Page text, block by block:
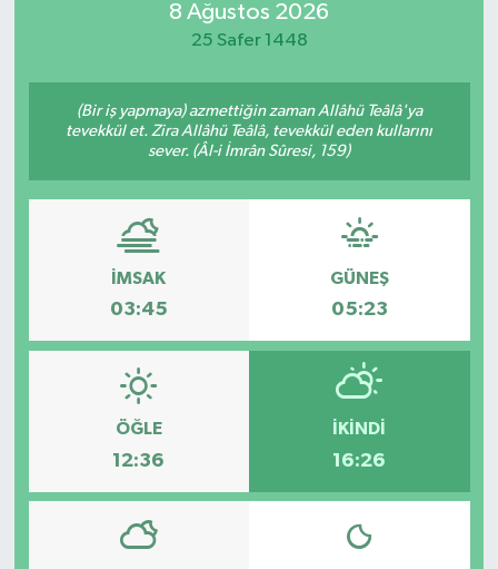
8 Ağustos 2026
25 Safer 1448
(Bir iş yapmaya) azmettiğin zaman Allâhü Teâlâ'ya
tevekkül et. Zira Allâhü Teâlâ, tevekkül eden kullarını
sever. (Âl-i İmrân Sûresi, 159)
İMSAK
03:45
GÜNEŞ
05:23
ÖĞLE
12:36
İKINDI
16:26
Resmi İlan
Siyaset
Teknoloji
Yaşam